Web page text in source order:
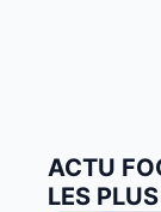
ACTU
LES